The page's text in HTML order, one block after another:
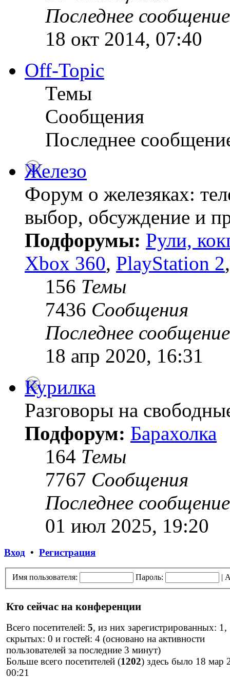
Последнее сообщение
18 окт 2014, 07:40
Off-Topic
Темы
Сообщения
Последнее
Железо
Форум о железяках:
выбор, обсуждение и
Подфорумы: Рули,
Xbox 360, PlayStation 2
156 Темы
7436 Сообщения
Последнее сообщение
18 апр 2020, 16:31
Курилка
Разговоры на
Подфорум: Барахолка
164 Темы
7767 Сообщения
Последнее сообщение
01 июл 2025, 19:20
Вход • Регистрация
Имя пользователя: Пароль: |
Кто сейчас на конференции
Всего посетителей: 5, из них зарегистрированных: 1,
скрытых: 0 и гостей: 4 (основано на активности
пользователей за последние 3 минут)
Больше всего посетителей (1202) здесь было 18 мар
00:21